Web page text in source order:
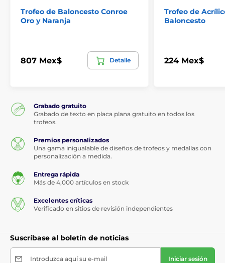
Trofeo de Baloncesto Conroe
Oro y Naranja
807 Mex$ Detalle
Trofeo de
Baloncesto
224 Mex$
Grabado gratuito
Grabado de texto en placa plana gratuito en todos los
trofeos.
Premios personalizados
Una gama inigualable de diseños de trofeos y medallas con
personalización a medida.
Entrega rápida
Más de 4,000 artículos en stock
Excelentes críticas
Verificado en sitios de revisión independientes
Suscríbase al boletín de noticias
Introduzca aquí su e-mail Iniciar sesión